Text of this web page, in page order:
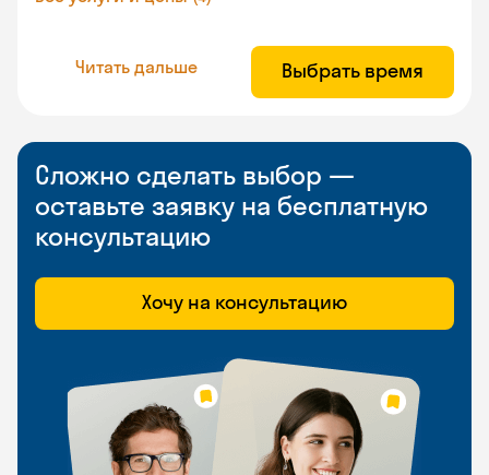
Читать дальше Выбрать время
Сложно сделать выбор —
оставьте заявку на бесплатную
консультацию
Хочу на консультацию